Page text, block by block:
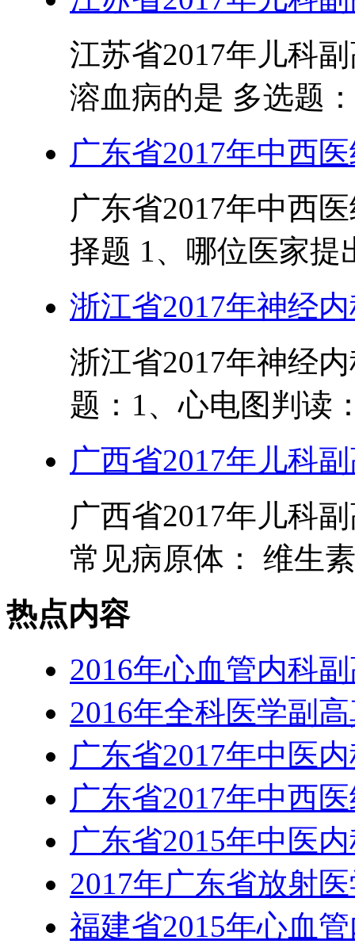
江苏省2017年儿科
溶血病的是 多选题
广东省2017年中西
广东省2017年中西
择题 1、哪位医家提
浙江省2017年神经
浙江省2017年神经
题：1、心电图判读
广西省2017年儿科
广西省2017年儿科
常见病原体： 维生
热点内容
2016年心血管内科
2016年全科医学副
广东省2017年中医
广东省2017年中西
广东省2015年中医
2017年广东省放射
福建省2015年心血